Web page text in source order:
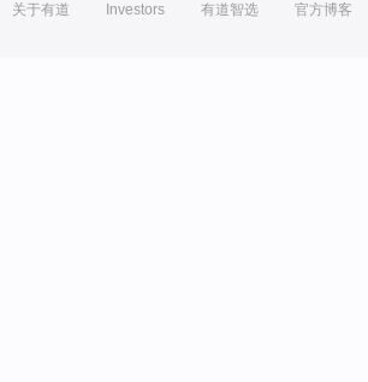
关于有道 Investors 有道智选 官方博客